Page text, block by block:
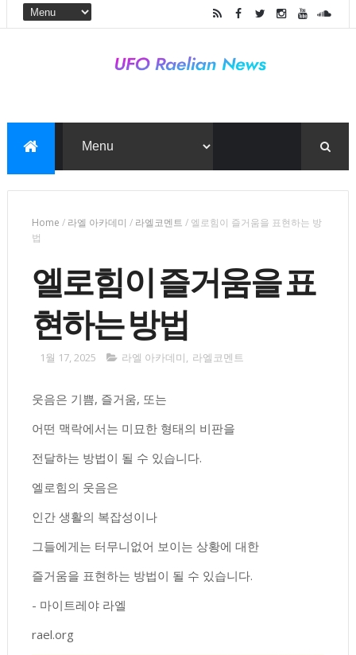
Home / 라엘 아카데미 / 라엘코멘트 / 엘로힘이 즐거움을 표현하는 방
법
엘로힘이 즐거움을 표
현하는 방법
1월 17, 2025 라엘 아카데미, 라엘코멘트
웃음은 기쁨, 즐거움, 또는
어떤 맥락에서는 미묘한 형태의 비판을
전달하는 방법이 될 수 있습니다.
엘로힘의 웃음은
인간 생활의 복잡성이나
그들에게는 터무니없어 보이는 상황에 대한
즐거움을 표현하는 방법이 될 수 있습니다.
- 마이트레야 라엘
rael.org